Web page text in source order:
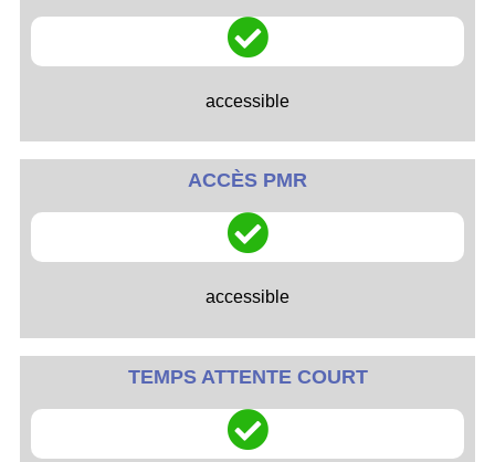
accessible
ACCÈS PMR
accessible
TEMPS ATTENTE COURT